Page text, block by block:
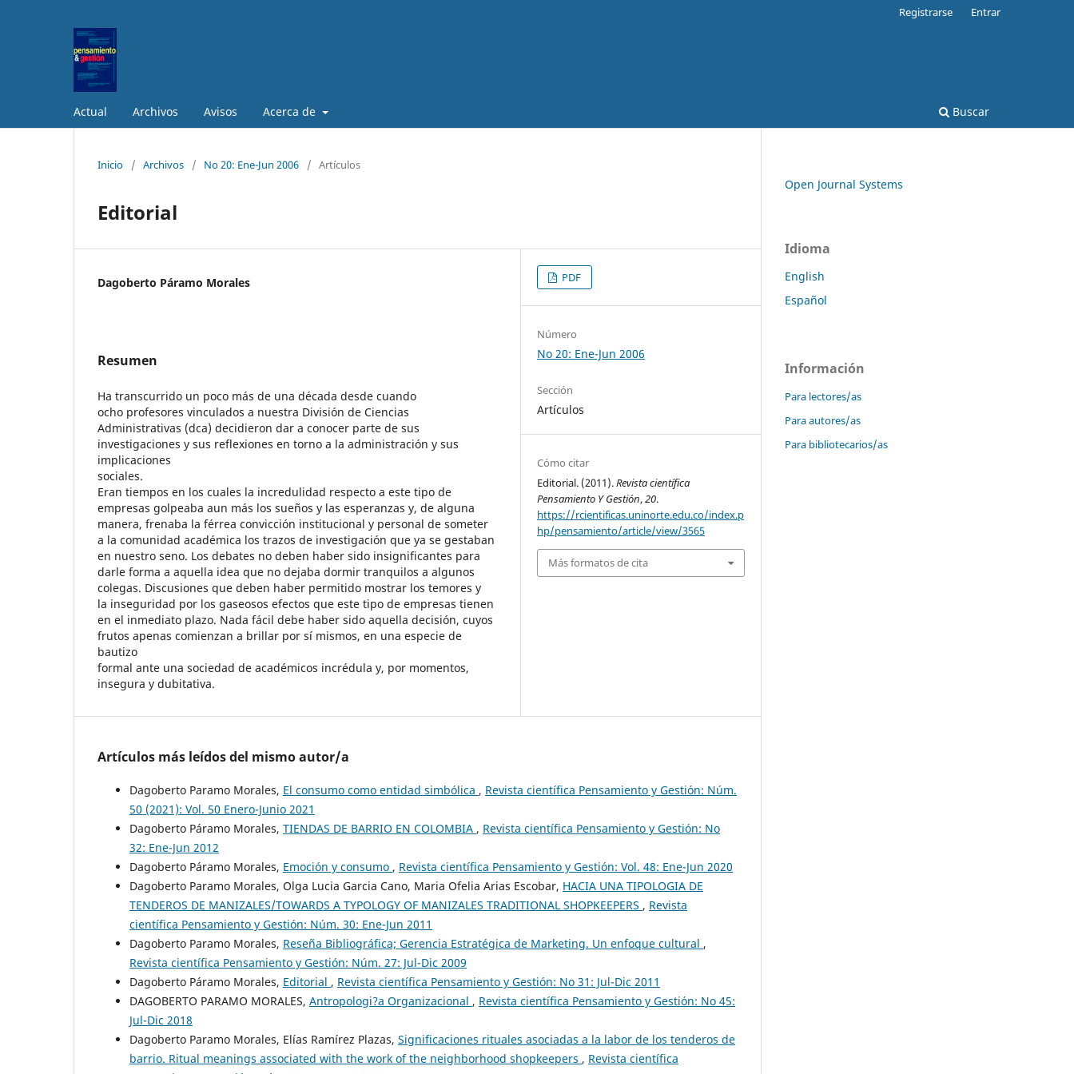
Actual Archivos Avisos Acerca de Buscar
Registrarse Entrar
Inicio / Archivos / No 20: Ene-Jun 2006 / Artículos
Editorial
Dagoberto Páramo Morales
Resumen
Ha transcurrido un poco más de una década desde cuando
ocho profesores vinculados a nuestra División de Ciencias
Administrativas (dca) decidieron dar a conocer parte de sus
investigaciones y sus reflexiones en torno a la administración y sus
implicaciones
sociales.
Eran tiempos en los cuales la incredulidad respecto a este tipo de
empresas golpeaba aun más los sueños y las esperanzas y, de alguna
manera, frenaba la férrea convicción institucional y personal de someter
a la comunidad académica los trazos de investigación que ya se gestaban
en nuestro seno. Los debates no deben haber sido insignificantes para
darle forma a aquella idea que no dejaba dormir tranquilos a algunos
colegas. Discusiones que deben haber permitido mostrar los temores y
la inseguridad por los gaseosos efectos que este tipo de empresas tienen
en el inmediato plazo. Nada fácil debe haber sido aquella decisión, cuyos
frutos apenas comienzan a brillar por sí mismos, en una especie de
bautizo
formal ante una sociedad de académicos incrédula y, por momentos,
insegura y dubitativa.
PDF
Número
No 20: Ene-Jun 2006
Sección
Artículos
Cómo citar
Editorial. (2011).Revista científica
Pensamiento Y Gestión,20.
https://rcientificas.uninorte.edu.co/index.p
hp/pensamiento/article/view/3565
Más formatos de cita
Artículos más leídos del mismo autor/a
Dagoberto Paramo Morales, El consumo como entidad simbólica , Revista científica Pensamiento y Gestión: Núm.
50 (2021): Vol. 50 Enero-Junio 2021
Dagoberto Páramo Morales, TIENDAS DE BARRIO EN COLOMBIA , Revista científica Pensamiento y Gestión: No
32: Ene-Jun 2012
Dagoberto Páramo Morales, Emoción y consumo , Revista científica Pensamiento y Gestión: Vol. 48: Ene-Jun 2020
Dagoberto Paramo Morales, Olga Lucia Garcia Cano, Maria Ofelia Arias Escobar, HACIA UNA TIPOLOGIA DE
TENDEROS DE MANIZALES/TOWARDS A TYPOLOGY OF MANIZALES TRADITIONAL SHOPKEEPERS , Revista
científica Pensamiento y Gestión: Núm. 30: Ene-Jun 2011
Dagoberto Paramo Morales, Reseña Bibliográfica; Gerencia Estratégica de Marketing. Un enfoque cultural ,
Revista científica Pensamiento y Gestión: Núm. 27: Jul-Dic 2009
Dagoberto Páramo Morales, Editorial , Revista científica Pensamiento y Gestión: No 31: Jul-Dic 2011
DAGOBERTO PARAMO MORALES, Antropologi?a Organizacional , Revista científica Pensamiento y Gestión: No 45:
Jul-Dic 2018
Dagoberto Paramo Morales, Elías Ramírez Plazas, Significaciones rituales asociadas a la labor de los tenderos de
barrio. Ritual meanings associated with the work of the neighborhood shopkeepers , Revista científica
Open Journal Systems
Idioma
English
Español
Información
Para lectores/as
Para autores/as
Para bibliotecarios/as